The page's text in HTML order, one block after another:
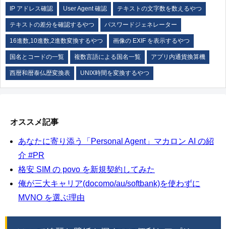
IP アドレス確認 User Agent 確認 テキストの文字数を数えるやつ
テキストの差分を確認するやつ パスワードジェネレーター
16進数,10進数,2進数変換するやつ 画像の EXIF を表示するやつ
国名とコードの一覧 複数言語による国名一覧 アプリ内通貨換算機
西暦和暦泰仏歴変換表 UNIX時間を変換するやつ
オススメ記事
あなたに寄り添う「Personal Agent」マカロン AI の紹
介 #PR
格安 SIM の povo を新規契約してみた
俺が三大キャリア(docomo/au/softbank)を使わずに
MVNO を選ぶ理由